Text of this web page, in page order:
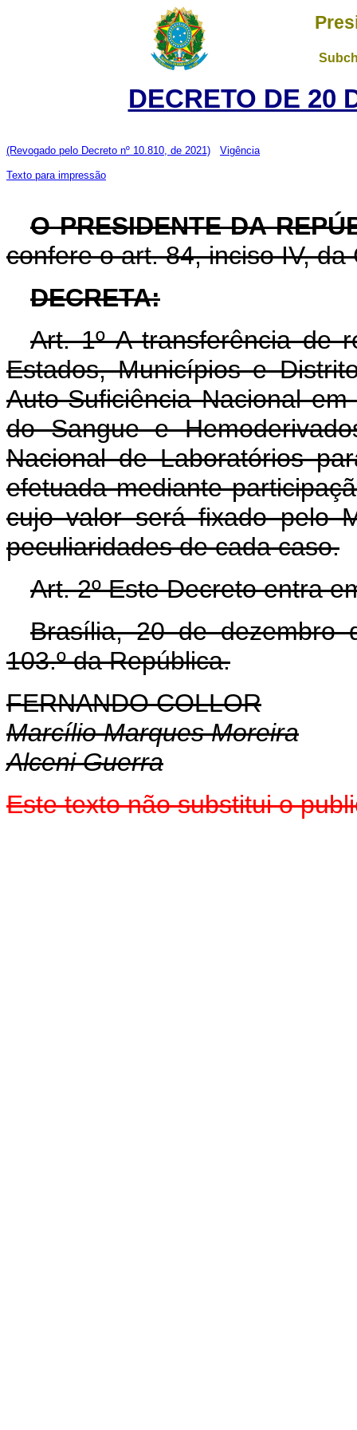
DECRETO DE 20
(Revogado pelo Decreto nº 10.810, de 2021) Vigência
Texto para impressão
O PRESIDENTE DA
confere o art. 84, inciso IV, da
DECRETA:
Art. 1º A transferência de
Estados, Municípios e
Auto-Suficiência Nacional
do Sangue e
Nacional de Laboratórios
efetuada mediante
cujo valor será fixado pelo
peculiaridades de cada caso.
Art. 2º Este Decreto entra
Brasília, 20 de dezembro
103.º da República.
FERNANDO COLLOR
Marcílio Marques Moreira
Alceni Guerra
Este texto não substitui o